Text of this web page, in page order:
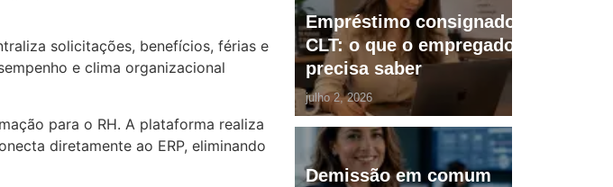
solicitações, benefícios, férias e
e clima organizacional
para o RH. A plataforma realiza
diretamente ao ERP, eliminando
Empréstimo consignado
CLT: o que o empregador
precisa saber
julho 2, 2026
Demissão em comum